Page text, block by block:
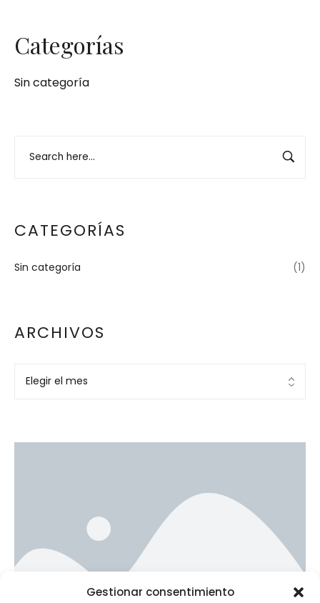
Gestionar consentimiento
Categorías
Sin categoría
CATEGORÍAS
Sin categoría (1)
ARCHIVOS
Ad Banner